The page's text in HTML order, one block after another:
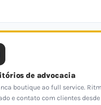
de advocacia
boutique ao full service.
e contato com clientes desde